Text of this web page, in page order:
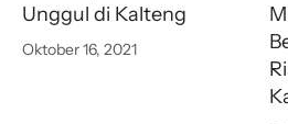
Unggul di Kalteng
Oktober 16, 2021